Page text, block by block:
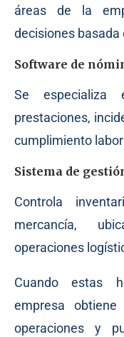
áreas de la
decisiones basada
Software de
Se
prestaciones,
cumplimiento
Sistema de
Controla
mercancía,
operaciones
Cuando estas
empresa
operaciones y